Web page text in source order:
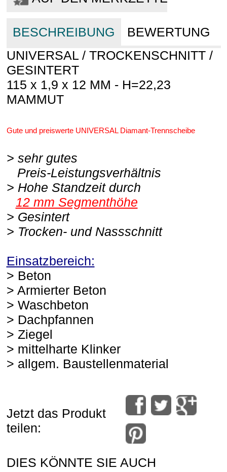
BESCHREIBUNG
BEWERTUNG
UNIVERSAL / TROCKENSCHNITT /
GESINTERT
115 x 1,9 x 12 MM - H=22,23
MAMMUT
Gute und preiswerte UNIVERSAL Diamant-Trennscheibe
> sehr gutes
Preis-Leistungsverhältnis
> Hohe Standzeit durch
12 mm Segmenthöhe
> Gesintert
> Trocken- und Nassschnitt
Einsatzbereich:
> Beton
> Armierter Beton
> Waschbeton
> Dachpfannen
> Ziegel
> mittelharte Klinker
> allgem. Baustellenmaterial
Jetzt das Produkt
teilen:
DIES KÖNNTE SIE AUCH